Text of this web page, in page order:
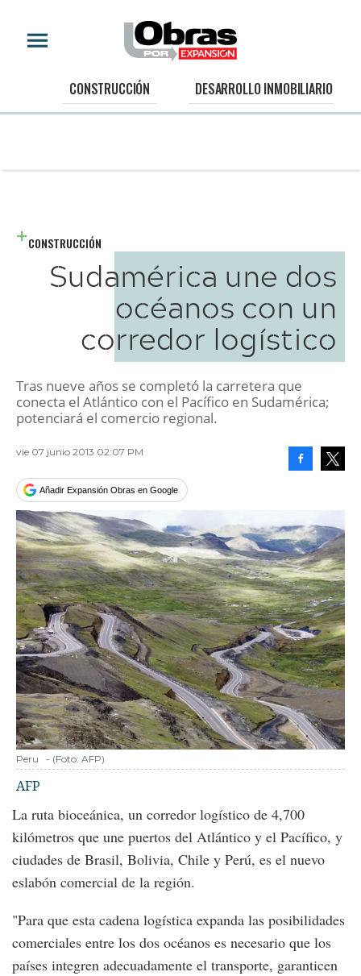
CONSTRUCCIÓN DESARROLLO INMOBILIARIO
CONSTRUCCIÓN
Sudamérica une dos
océanos con un
corredor logístico
Tras nueve años se completó la carretera que
conecta el Atlántico con el Pacífico en Sudamérica;
potenciará el comercio regional.
vie 07 junio 2013 02:07 PM
Añadir Expansión Obras en Google
Peru - (Foto: AFP)
AFP
La ruta bioceánica, un corredor logístico de 4,700
kilómetros que une puertos del Atlántico y el Pacífico, y
ciudades de Brasil, Bolivia, Chile y Perú, es el nuevo
eslabón comercial de la región.
"Para que esta cadena logística expanda las posibilidades
comerciales entre los dos océanos es necesario que los
países integren adecuadamente el transporte, garanticen